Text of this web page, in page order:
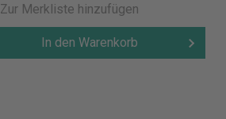
Zur Merkliste hinzufügen
In den Warenkorb